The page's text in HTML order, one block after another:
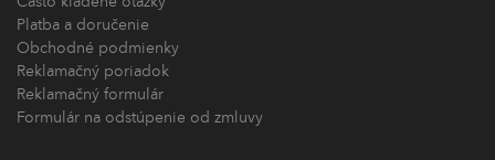
Platba a doručenie
Obchodné podmienky
Reklamačný poriadok
Reklamačný formulár
Formulár na odstúpenie od zmluvy